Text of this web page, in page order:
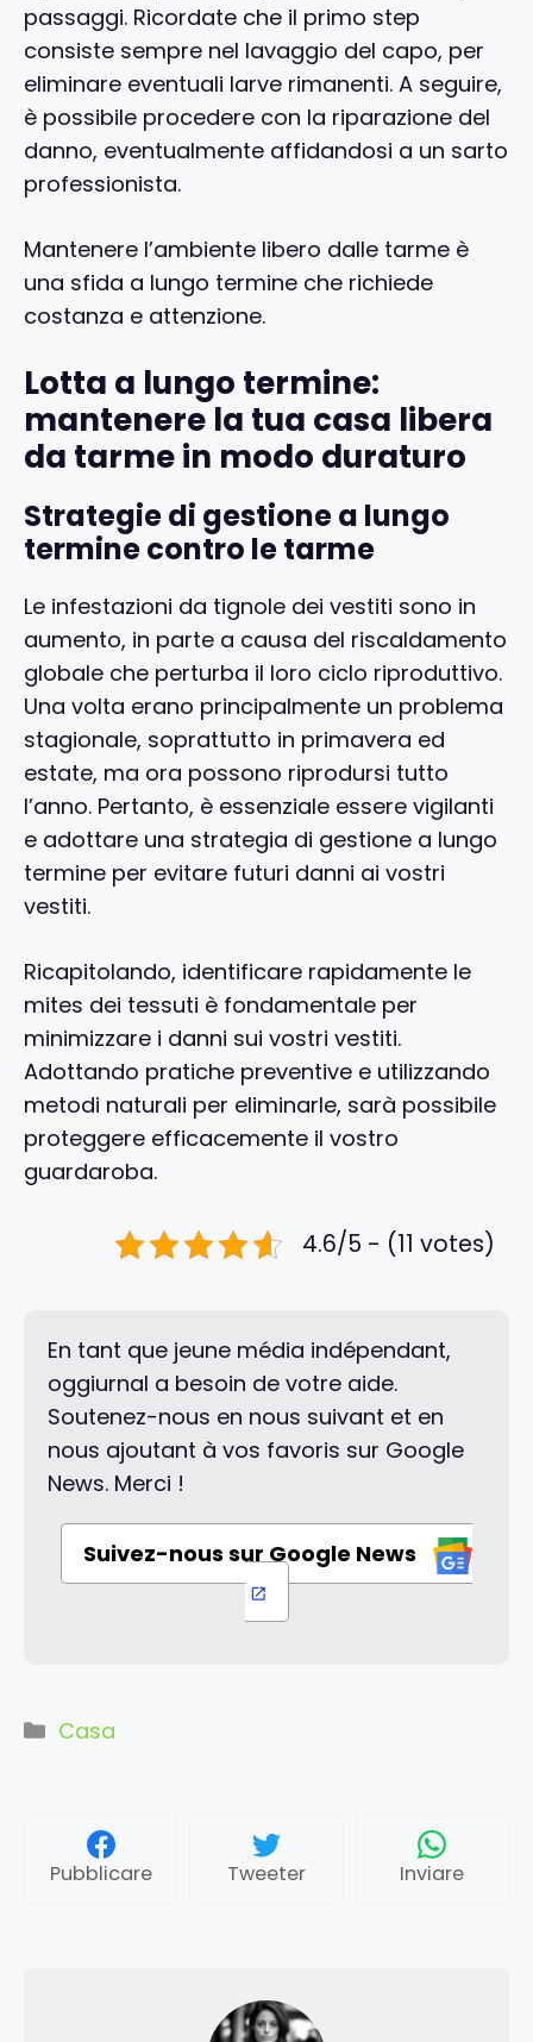
passaggi. Ricordate che il primo step
consiste sempre nel lavaggio del capo, per
eliminare eventuali larve rimanenti. A seguire,
è possibile procedere con la riparazione del
danno, eventualmente affidandosi a un sarto
professionista.
Mantenere l’ambiente libero dalle tarme è
una sfida a lungo termine che richiede
costanza e attenzione.
Lotta a lungo termine:
mantenere la tua casa libera
da tarme in modo duraturo
Strategie di gestione a lungo
termine contro le tarme
Le infestazioni da tignole dei vestiti sono in
aumento, in parte a causa del riscaldamento
globale che perturba il loro ciclo riproduttivo.
Una volta erano principalmente un problema
stagionale, soprattutto in primavera ed
estate, ma ora possono riprodursi tutto
l’anno. Pertanto, è essenziale essere vigilanti
e adottare una strategia di gestione a lungo
termine per evitare futuri danni ai vostri
vestiti.
Ricapitolando, identificare rapidamente le
mites dei tessuti è fondamentale per
minimizzare i danni sui vostri vestiti.
Adottando pratiche preventive e utilizzando
metodi naturali per eliminarle, sarà possibile
proteggere efficacemente il vostro
guardaroba.
4.6/5 - (11 votes)
En tant que jeune média indépendant,
oggiurnal a besoin de votre aide.
Soutenez-nous en nous suivant et en
nous ajoutant à vos favoris sur Google
News. Merci !
Suivez-nous sur Google News
Categorie
Casa
Pubblicare Tweeter Inviare